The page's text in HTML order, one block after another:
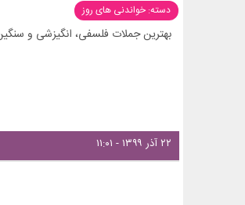
دسته: خواندنی های روز
بهترین جملات فلسفی، انگیزشی و
۲۲ آذر ۱۳۹۹ - ۱۱:۰۱